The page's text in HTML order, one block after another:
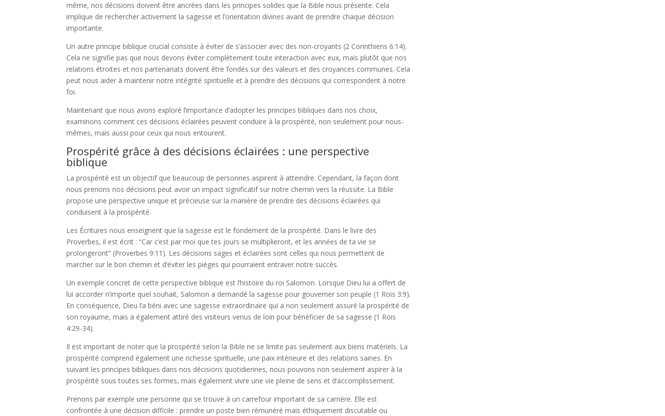
même, nos décisions doivent être ancrées dans les principes solides que la Bible nous présente. Cela
implique de rechercher activement la sagesse et l’orientation divines avant de prendre chaque décision
importante.
Un autre principe biblique crucial consiste à éviter de s’associer avec des non-croyants (2 Corinthiens 6:14).
Cela ne signifie pas que nous devons éviter complètement toute interaction avec eux, mais plutôt que nos
relations étroites et nos partenariats doivent être fondés sur des valeurs et des croyances communes. Cela
peut nous aider à maintenir notre intégrité spirituelle et à prendre des décisions qui correspondent à notre
foi.
Maintenant que nous avons exploré l’importance d’adopter les principes bibliques dans nos choix,
examinons comment ces décisions éclairées peuvent conduire à la prospérité, non seulement pour nous-
mêmes, mais aussi pour ceux qui nous entourent.
Prospérité grâce à des décisions éclairées : une perspective
biblique
La prospérité est un objectif que beaucoup de personnes aspirent à atteindre. Cependant, la façon dont
nous prenons nos décisions peut avoir un impact significatif sur notre chemin vers la réussite. La Bible
propose une perspective unique et précieuse sur la manière de prendre des décisions éclairées qui
conduisent à la prospérité.
Les Écritures nous enseignent que la sagesse est le fondement de la prospérité. Dans le livre des
Proverbes, il est écrit : “Car c’est par moi que tes jours se multiplieront, et les années de ta vie se
prolongeront” (Proverbes 9:11). Les décisions sages et éclairées sont celles qui nous permettent de
marcher sur le bon chemin et d’éviter les pièges qui pourraient entraver notre succès.
Un exemple concret de cette perspective biblique est l’histoire du roi Salomon. Lorsque Dieu lui a offert de
lui accorder n’importe quel souhait, Salomon a demandé la sagesse pour gouverner son peuple (1 Rois 3:9).
En conséquence, Dieu l’a béni avec une sagesse extraordinaire qui a non seulement assuré la prospérité de
son royaume, mais a également attiré des visiteurs venus de loin pour bénéficier de sa sagesse (1 Rois
4:29-34).
Il est important de noter que la prospérité selon la Bible ne se limite pas seulement aux biens matériels. La
prospérité comprend également une richesse spirituelle, une paix intérieure et des relations saines. En
suivant les principes bibliques dans nos décisions quotidiennes, nous pouvons non seulement aspirer à la
prospérité sous toutes ses formes, mais également vivre une vie pleine de sens et d’accomplissement.
Prenons par exemple une personne qui se trouve à un carrefour important de sa carrière. Elle est
confrontée à une décision difficile : prendre un poste bien rémunéré mais éthiquement discutable ou